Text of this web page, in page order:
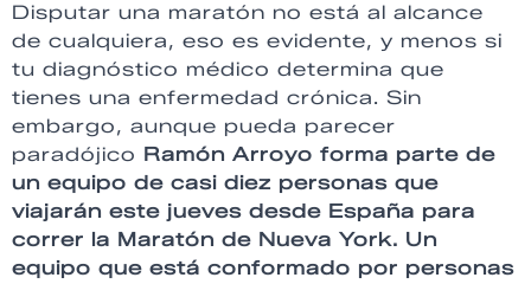
Disputar una maratón no está al alcance
de cualquiera, eso es evidente, y menos si
tu diagnóstico médico determina que
tienes una enfermedad crónica. Sin
embargo, aunque pueda parecer
paradójico Ramón Arroyo forma parte de
un equipo de casi diez personas que
viajarán este jueves desde España para
correr la Maratón de Nueva York. Un
equipo que está conformado por personas